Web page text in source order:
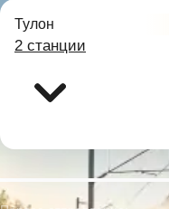
Тулон
2 станции